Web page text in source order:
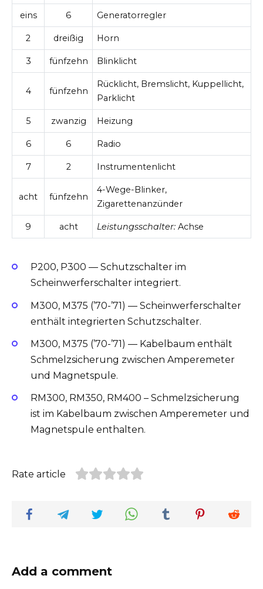
eins 6 Generatorregler
2 dreißig Horn
3 fünfzehn Blinklicht
4 fünfzehn
Rücklicht, Bremslicht, Kuppellicht,
Parklicht
5 zwanzig Heizung
6 6 Radio
7 2 Instrumentenlicht
acht fünfzehn
4-Wege-Blinker,
Zigarettenanzünder
9 acht Leistungsschalter: Achse
P200, P300 — Schutzschalter im
Scheinwerferschalter integriert.
M300, M375 (’70-’71) — Scheinwerferschalter
enthält integrierten Schutzschalter.
M300, M375 (’70-’71) — Kabelbaum enthält
Schmelzsicherung zwischen Amperemeter
und Magnetspule.
RM300, RM350, RM400 – Schmelzsicherung
ist im Kabelbaum zwischen Amperemeter und
Magnetspule enthalten.
Rate article
Add a comment